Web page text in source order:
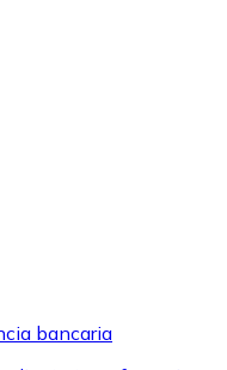
en tu tienda más
bancaria